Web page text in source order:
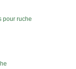
pour ruche